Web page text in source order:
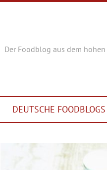
Der Foodblog aus dem
DEUTSCHE